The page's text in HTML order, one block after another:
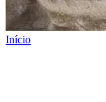
Início